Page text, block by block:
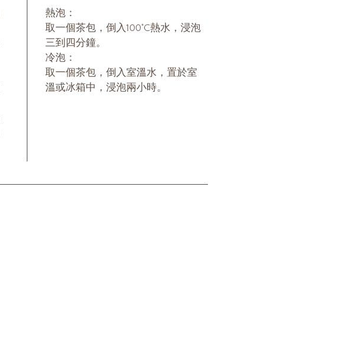
熱泡：
取一個茶包，倒入100°C熱水，浸泡
三到四分鐘。
冷泡：
取一個茶包，倒入室溫水，置於室
溫或冰箱中，浸泡兩小時。